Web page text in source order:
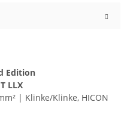
Edition
LLX
| Klinke/Klinke, HICON